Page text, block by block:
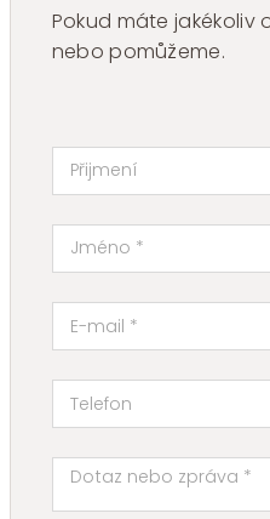
Pokud máte
nebo pomůžeme.